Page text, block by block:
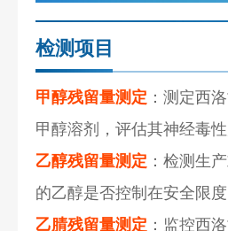
检测项目
甲醇残留量测定 ：测定西
甲醇溶剂，评估其神经毒性
乙醇残留量测定 ：检测生
的乙醇是否控制在安全限度
乙腈残留量测定 ：监控西